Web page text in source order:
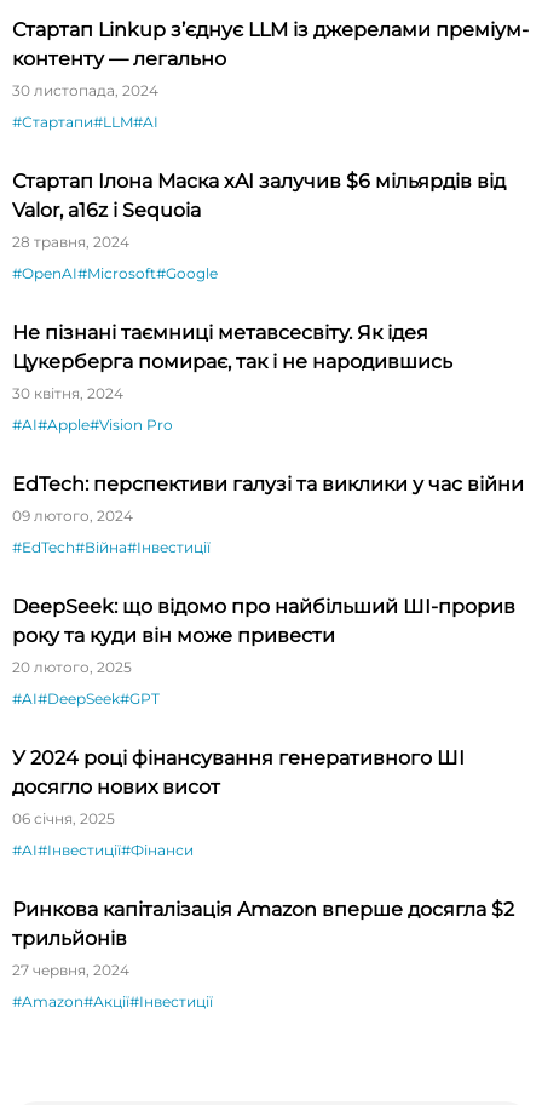
Стартап Linkup з’єднує LLM із джерелами преміум-
контенту — легально
30 листопада, 2024
#Стартапи#LLM#AI
Стартап Ілона Маска xAI залучив $6 мільярдів від
Valor, a16z і Sequoia
28 травня, 2024
#OpenAI#Microsoft#Google
Не пізнані таємниці метавсесвіту. Як ідея
Цукерберга помирає, так і не народившись
30 квітня, 2024
#AI#Apple#Vision Pro
EdTech: перспективи галузі та виклики у час війни
09 лютого, 2024
#EdTech#Війна#Інвестиції
DeepSeek: що відомо про найбільший ШІ-прорив
року та куди він може привести
20 лютого, 2025
#AI#DeepSeek#GPT
У 2024 році фінансування генеративного ШІ
досягло нових висот
06 січня, 2025
#AI#Інвестиції#Фінанси
Ринкова капіталізація Amazon вперше досягла $2
трильйонів
27 червня, 2024
#Amazon#Акції#Інвестиції